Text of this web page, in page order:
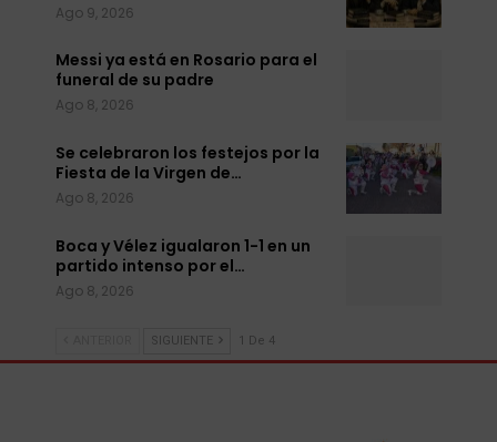
Ago 9, 2026
Messi ya está en Rosario para el
funeral de su padre
Ago 8, 2026
Se celebraron los festejos por la
Fiesta de la Virgen de…
Ago 8, 2026
Boca y Vélez igualaron 1-1 en un
partido intenso por el…
Ago 8, 2026
SIGUIENTE 1 De 4